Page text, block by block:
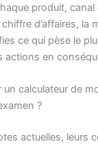
produit,
d’affaires, la
ce qui pèse le
actions en
calculateur de
?
actuelles, leurs